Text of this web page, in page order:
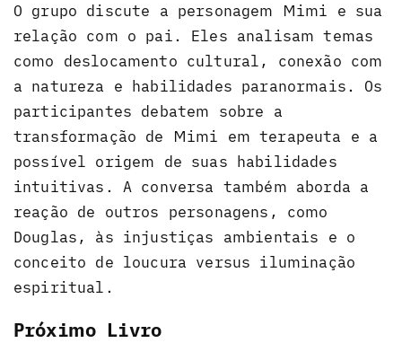
O grupo discute a personagem Mimi e sua
relação com o pai. Eles analisam temas
como deslocamento cultural, conexão com
a natureza e habilidades paranormais. Os
participantes debatem sobre a
transformação de Mimi em terapeuta e a
possível origem de suas habilidades
intuitivas. A conversa também aborda a
reação de outros personagens, como
Douglas, às injustiças ambientais e o
conceito de loucura versus iluminação
espiritual.
Próximo Livro